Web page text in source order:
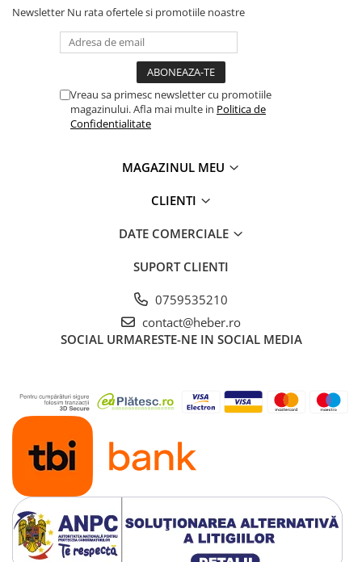
Newsletter Nu rata ofertele si promotiile noastre
Vreau sa primesc newsletter cu promotiile
magazinului. Afla mai multe in Politica de
Confidentialitate
MAGAZINUL MEU
CLIENTI
DATE COMERCIALE
SUPORT CLIENTI
0759535210
contact@heber.ro
SOCIAL URMARESTE-NE IN SOCIAL MEDIA